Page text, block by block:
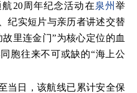
20周年纪念活动在泉州举
纪实短片与亲历者讲述交替
故里连金门”为核心定位的血
胞往来不可或缺的“海上公
当日，该航线已累计安全保